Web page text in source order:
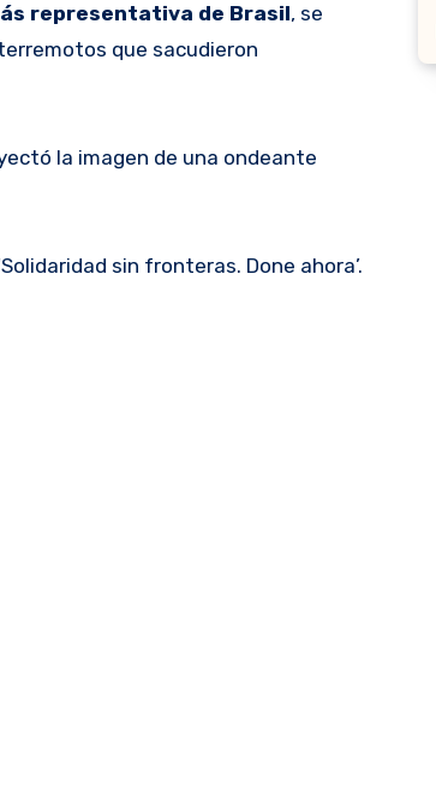
representativa de Brasil, se
que sacudieron
la imagen de una ondeante
sin fronteras. Done ahora’.